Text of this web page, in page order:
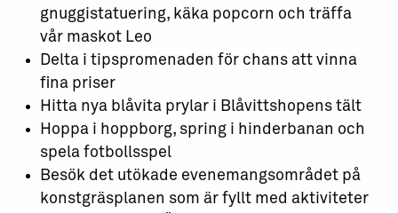
gnuggistatuering, käka popcorn och träffa
vår maskot Leo
Delta i tipspromenaden för chans att vinna
fina priser
Hitta nya blåvita prylar i Blåvittshopens tält
Hoppa i hoppborg, spring i hinderbanan och
spela fotbollsspel
Besök det utökade evenemangsområdet på
konstgräsplanen som är fyllt med aktiviteter